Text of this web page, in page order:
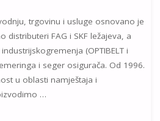
trgovinu i usluge osnovano je
distributeri FAG i SKF ležajeva, a
(OPTIBELT i
i seger osigurača. Od 1996.
u oblasti namještaja i
…